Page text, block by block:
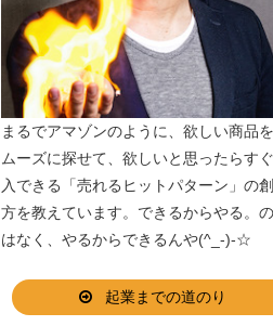
まるでアマゾンのように、欲しい商品
ムーズに探せて、欲しいと思ったらす
入できる「売れるヒットパターン 」の
方を教えています。できるからやる。
はなく、やるからできるんや(^_-)-☆
起業までの道のり